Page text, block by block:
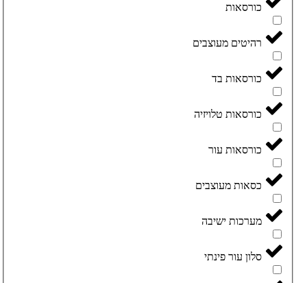
כורסאות
רהיטים מעוצבים
כורסאות בד
כורסאות טלויזיה
כורסאות עור
כסאות מעוצבים
מערכות ישיבה
סלון עור פינתי